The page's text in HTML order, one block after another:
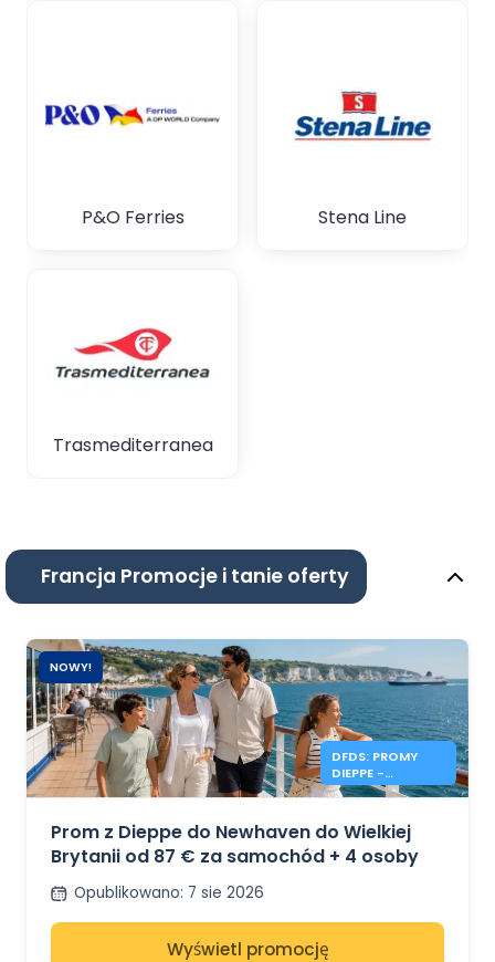
P&O Ferries Stena Line
Trasmediterranea
Francja Promocje i tanie oferty
NOWY!
DFDS: PROMY
DIEPPE -
NEWHAVEN OD
Prom z Dieppe do Newhaven do Wielkiej
Brytanii od 87 € za samochód + 4 osoby
Opublikowano: 7 sie 2026
Wyświetl promocję